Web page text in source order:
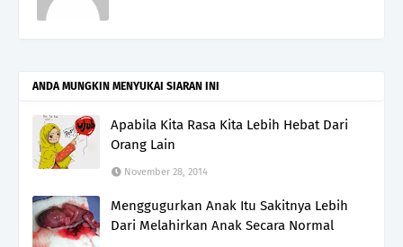
ANDA MUNGKIN MENYUKAI SIARAN INI
Apabila Kita Rasa Kita Lebih Hebat Dari
Orang Lain
November 28, 2014
Menggugurkan Anak Itu Sakitnya Lebih
Dari Melahirkan Anak Secara Normal